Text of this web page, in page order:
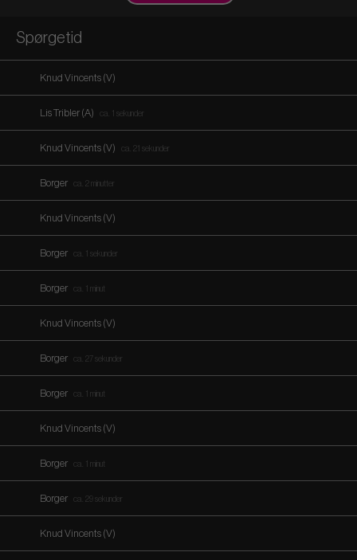
Spørgetid
Knud Vincents (V)
Lis Tribler (A) ca. 1 sekunder
Knud Vincents (V) ca. 21 sekunder
Borger ca. 2 minutter
Knud Vincents (V)
Borger ca. 1 sekunder
Borger ca. 1 minut
Knud Vincents (V)
Borger ca. 27 sekunder
Borger ca. 1 minut
Knud Vincents (V)
Borger ca. 1 minut
Borger ca. 29 sekunder
Knud Vincents (V)